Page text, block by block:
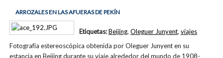
ARROZALES EN LAS AFUERAS DE PEKÍN
Fotografía estereoscópica obtenida por Oleguer Junyent en su
estancia en Beijing durante su viaje alrededor del mundo de 1908-
Etiquetas:Beijing, Oleguer Junyent, viajes